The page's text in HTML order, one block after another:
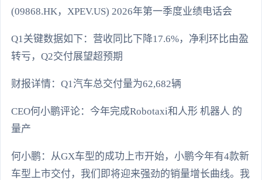
(09868.HK，XPEV.US) 2026年第一季度业绩电话会
Q1关键数据如下：营收同比下降17.6%，净利环比由盈
转亏，Q2交付展望超预期
财报详情：Q1汽车总交付量为62,682辆
CEO何小鹏评论：今年完成Robotaxi和人形 机器人 的
量产
何小鹏：从GX车型的成功上市开始，小鹏今年有4款新
车型上市交付，我们即将迎来强劲的销量增长曲线。我